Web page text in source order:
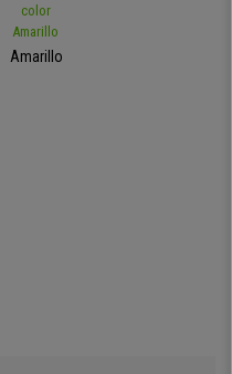
Amarillo